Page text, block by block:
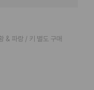
& 파랑 / 키 별도 구매